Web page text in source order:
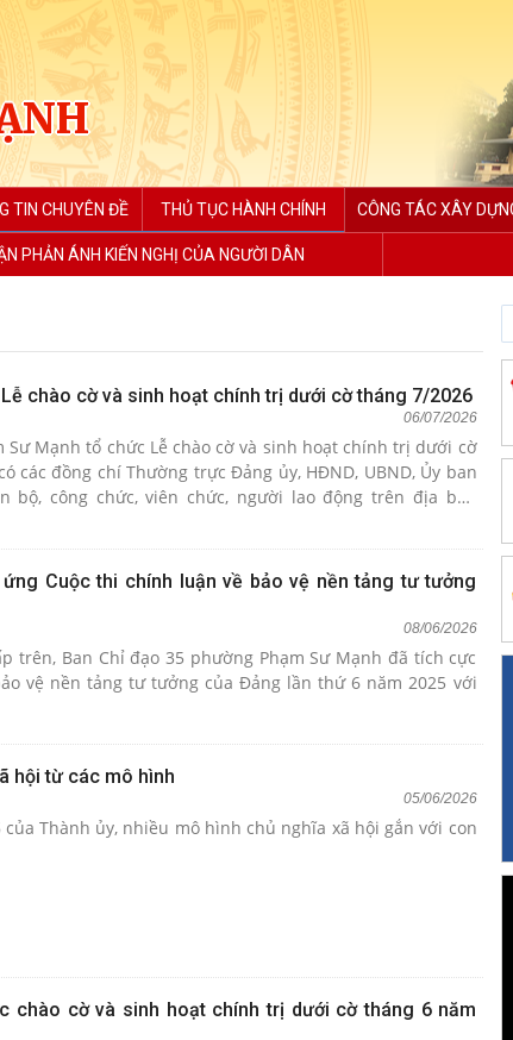
TIN CHUYÊN ĐỀ THỦ TỤC HÀNH CHÍNH CÔNG TÁC XÂY
PHẢN ÁNH KIẾN NGHỊ CỦA NGƯỜI DÂN
chào cờ và sinh hoạt chính trị dưới cờ tháng 7/2026
06/07/2026
Sư Mạnh tổ chức Lễ chào cờ và sinh hoạt chính trị dưới cờ
các đồng chí Thường trực Đảng ủy, HĐND, UBND, Ủy ban
bộ, công chức, viên chức, người lao động trên địa bàn
Cuộc thi chính luận về bảo vệ nền tảng tư tưởng
08/06/2026
trên, Ban Chỉ đạo 35 phường Phạm Sư Mạnh đã tích cực
vệ nền tảng tư tưởng của Đảng lần thứ 6 năm 2025 với
hội từ các mô hình
05/06/2026
Thành ủy, nhiều mô hình chủ nghĩa xã hội gắn với con
chào cờ và sinh hoạt chính trị dưới cờ tháng 6 năm